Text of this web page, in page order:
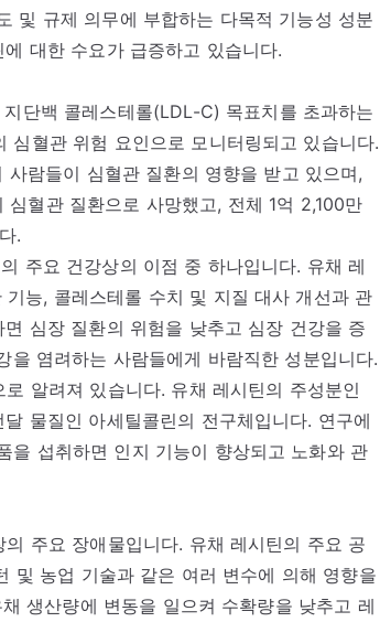
및 규제 의무에 부합하는 다목적 기능성 성분
대한 수요가 급증하고 있습니다.
단백 콜레스테롤(LDL-C) 목표치를 초과하는
심혈관 위험 요인으로 모니터링되고 있습니다.
람들이 심혈관 질환의 영향을 받고 있으며,
혈관 질환으로 사망했고, 전체 1억 2,100만
.
주요 건강상의 이점 중 하나입니다. 유채 레
능, 콜레스테롤 수치 및 지질 대사 개선과 관
심장 질환의 위험을 낮추고 심장 건강을 증
염려하는 사람들에게 바람직한 성분입니다.
알려져 있습니다. 유채 레시틴의 주성분인
물질인 아세틸콜린의 전구체입니다. 연구에
을 섭취하면 인지 기능이 향상되고 노화와 관
주요 장애물입니다. 유채 레시틴의 주요 공
및 농업 기술과 같은 여러 변수에 의해 영향을
생산량에 변동을 일으켜 수확량을 낮추고 레